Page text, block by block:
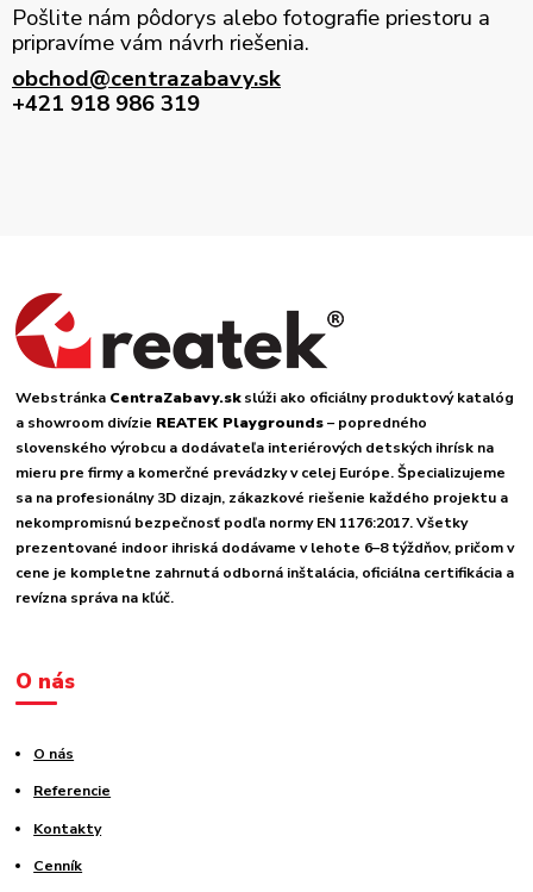
Pošlite nám pôdorys alebo fotografie priestoru a
pripravíme vám návrh riešenia.
obchod@centrazabavy.sk
+421 918 986 319
Webstránka CentraZabavy.skslúži ako oficiálny produktový katalóg
a showroom divízie REATEK Playgrounds– popredného
slovenského výrobcu a dodávateľa interiérových detských ihrísk na
mieru pre firmy a komerčné prevádzky v celej Európe. Špecializujeme
sa na profesionálny 3D dizajn, zákazkové riešenie každého projektu a
nekompromisnú bezpečnosť podľa normy EN 1176:2017. Všetky
prezentované indoor ihriská dodávame v lehote 6–8 týždňov, pričom v
cene je kompletne zahrnutá odborná inštalácia, oficiálna certifikácia a
revízna správa na kľúč.
O nás
O nás
Referencie
Kontakty
Cenník